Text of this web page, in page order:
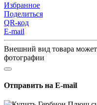
Избранное
Поделиться
QR-код
E-mail
Внешний вид товара может
фотографии
Отправить на E-mail